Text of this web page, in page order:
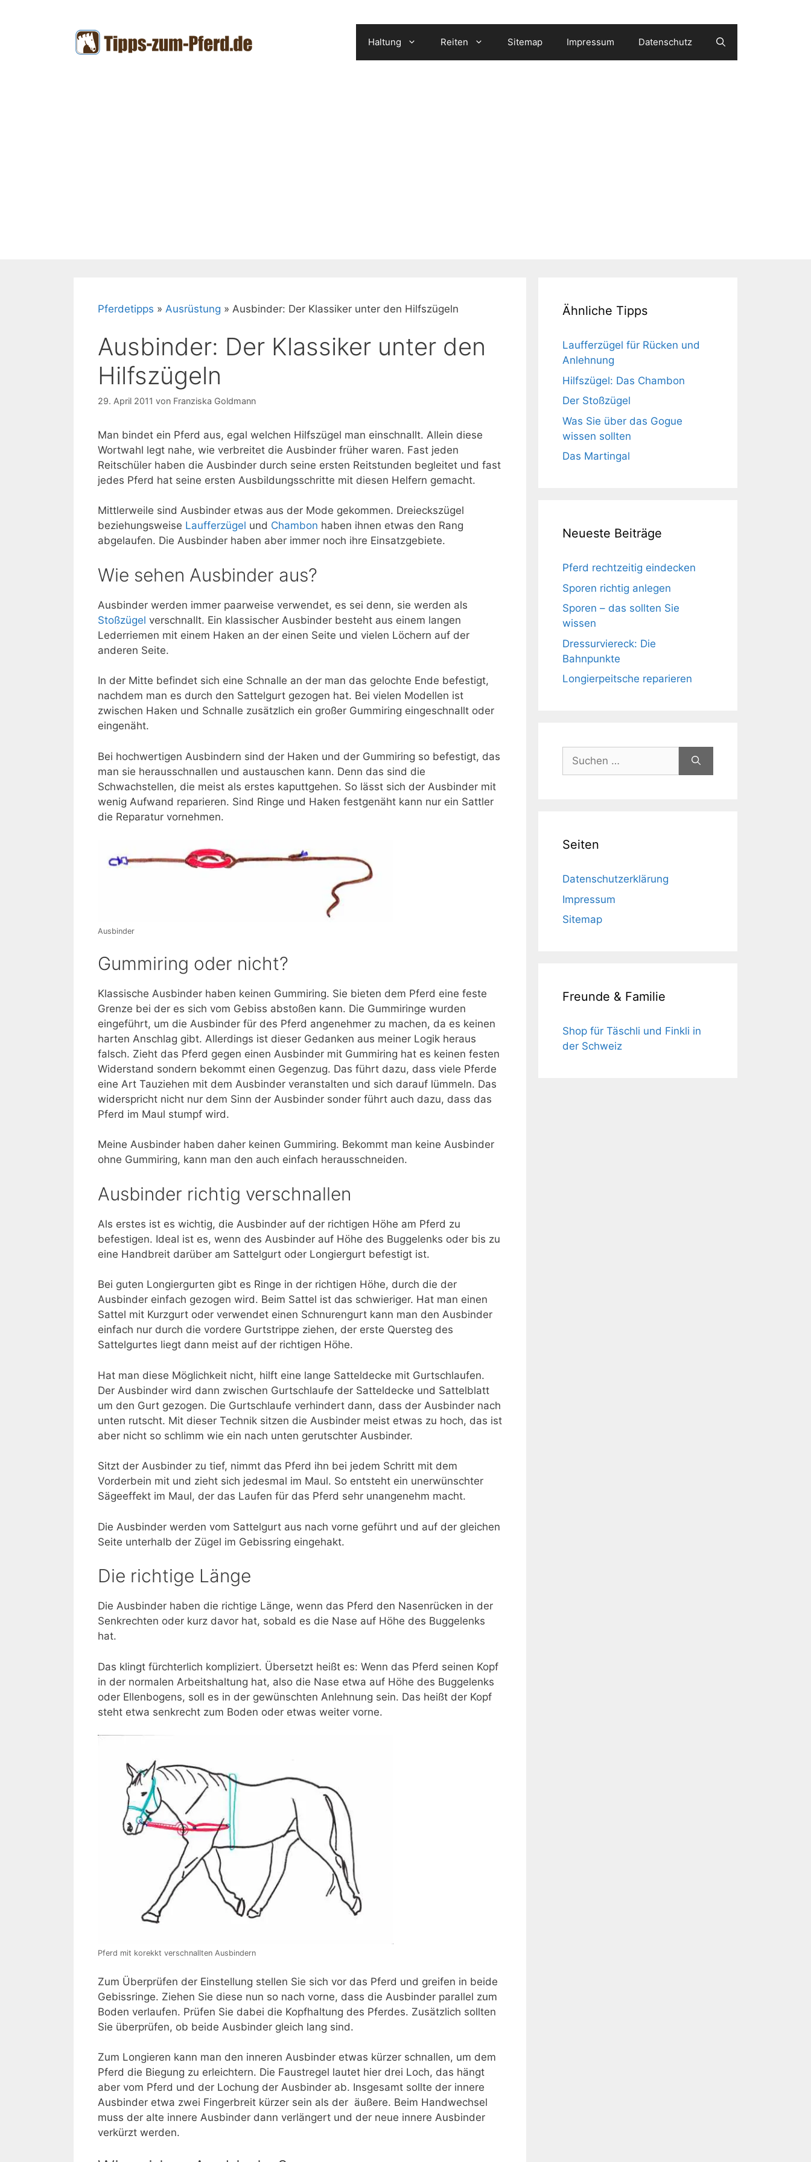
Haltung Reiten Sitemap Impressum Datenschutz
Pferdetipps » Ausrüstung » Ausbinder: Der Klassiker unter den Hilfszügeln
Ausbinder: Der Klassiker unter den
Hilfszügeln
29. April 2011 von Franziska Goldmann
Man bindet ein Pferd aus, egal welchen Hilfszügel man einschnallt. Allein diese
Wortwahl legt nahe, wie verbreitet die Ausbinder früher waren. Fast jeden
Reitschüler haben die Ausbinder durch seine ersten Reitstunden begleitet und fast
jedes Pferd hat seine ersten Ausbildungsschritte mit diesen Helfern gemacht.
Mittlerweile sind Ausbinder etwas aus der Mode gekommen. Dreieckszügel
beziehungsweise Laufferzügel und Chambon haben ihnen etwas den Rang
abgelaufen. Die Ausbinder haben aber immer noch ihre Einsatzgebiete.
Wie sehen Ausbinder aus?
Ausbinder werden immer paarweise verwendet, es sei denn, sie werden als
Stoßzügel verschnallt. Ein klassischer Ausbinder besteht aus einem langen
Lederriemen mit einem Haken an der einen Seite und vielen Löchern auf der
anderen Seite.
In der Mitte befindet sich eine Schnalle an der man das gelochte Ende befestigt,
nachdem man es durch den Sattelgurt gezogen hat. Bei vielen Modellen ist
zwischen Haken und Schnalle zusätzlich ein großer Gummiring eingeschnallt oder
eingenäht.
Bei hochwertigen Ausbindern sind der Haken und der Gummiring so befestigt, das
man sie herausschnallen und austauschen kann. Denn das sind die
Schwachstellen, die meist als erstes kaputtgehen. So lässt sich der Ausbinder mit
wenig Aufwand reparieren. Sind Ringe und Haken festgenäht kann nur ein Sattler
die Reparatur vornehmen.
Ausbinder
Gummiring oder nicht?
Klassische Ausbinder haben keinen Gummiring. Sie bieten dem Pferd eine feste
Grenze bei der es sich vom Gebiss abstoßen kann. Die Gummiringe wurden
eingeführt, um die Ausbinder für des Pferd angenehmer zu machen, da es keinen
harten Anschlag gibt. Allerdings ist dieser Gedanken aus meiner Logik heraus
falsch. Zieht das Pferd gegen einen Ausbinder mit Gummiring hat es keinen festen
Widerstand sondern bekommt einen Gegenzug. Das führt dazu, dass viele Pferde
eine Art Tauziehen mit dem Ausbinder veranstalten und sich darauf lümmeln. Das
widerspricht nicht nur dem Sinn der Ausbinder sonder führt auch dazu, dass das
Pferd im Maul stumpf wird.
Meine Ausbinder haben daher keinen Gummiring. Bekommt man keine Ausbinder
ohne Gummiring, kann man den auch einfach herausschneiden.
Ausbinder richtig verschnallen
Als erstes ist es wichtig, die Ausbinder auf der richtigen Höhe am Pferd zu
befestigen. Ideal ist es, wenn des Ausbinder auf Höhe des Buggelenks oder bis zu
eine Handbreit darüber am Sattelgurt oder Longiergurt befestigt ist.
Bei guten Longiergurten gibt es Ringe in der richtigen Höhe, durch die der
Ausbinder einfach gezogen wird. Beim Sattel ist das schwieriger. Hat man einen
Sattel mit Kurzgurt oder verwendet einen Schnurengurt kann man den Ausbinder
einfach nur durch die vordere Gurtstrippe ziehen, der erste Quersteg des
Sattelgurtes liegt dann meist auf der richtigen Höhe.
Hat man diese Möglichkeit nicht, hilft eine lange Satteldecke mit Gurtschlaufen.
Der Ausbinder wird dann zwischen Gurtschlaufe der Satteldecke und Sattelblatt
um den Gurt gezogen. Die Gurtschlaufe verhindert dann, dass der Ausbinder nach
unten rutscht. Mit dieser Technik sitzen die Ausbinder meist etwas zu hoch, das ist
aber nicht so schlimm wie ein nach unten gerutschter Ausbinder.
Sitzt der Ausbinder zu tief, nimmt das Pferd ihn bei jedem Schritt mit dem
Vorderbein mit und zieht sich jedesmal im Maul. So entsteht ein unerwünschter
Sägeeffekt im Maul, der das Laufen für das Pferd sehr unangenehm macht.
Die Ausbinder werden vom Sattelgurt aus nach vorne geführt und auf der gleichen
Seite unterhalb der Zügel im Gebissring eingehakt.
Die richtige Länge
Die Ausbinder haben die richtige Länge, wenn das Pferd den Nasenrücken in der
Senkrechten oder kurz davor hat, sobald es die Nase auf Höhe des Buggelenks
hat.
Das klingt fürchterlich kompliziert. Übersetzt heißt es: Wenn das Pferd seinen Kopf
in der normalen Arbeitshaltung hat, also die Nase etwa auf Höhe des Buggelenks
oder Ellenbogens, soll es in der gewünschten Anlehnung sein. Das heißt der Kopf
steht etwa senkrecht zum Boden oder etwas weiter vorne.
Pferd mit korekkt verschnallten Ausbindern
Zum Überprüfen der Einstellung stellen Sie sich vor das Pferd und greifen in beide
Gebissringe. Ziehen Sie diese nun so nach vorne, dass die Ausbinder parallel zum
Boden verlaufen. Prüfen Sie dabei die Kopfhaltung des Pferdes. Zusätzlich sollten
Sie überprüfen, ob beide Ausbinder gleich lang sind.
Zum Longieren kann man den inneren Ausbinder etwas kürzer schnallen, um dem
Pferd die Biegung zu erleichtern. Die Faustregel lautet hier drei Loch, das hängt
aber vom Pferd und der Lochung der Ausbinder ab. Insgesamt sollte der innere
Ausbinder etwa zwei Fingerbreit kürzer sein als der äußere. Beim Handwechsel
muss der alte innere Ausbinder dann verlängert und der neue innere Ausbinder
verkürzt werden.
Ähnliche Tipps
Laufferzügel für Rücken und
Anlehnung
Hilfszügel: Das Chambon
Der Stoßzügel
Was Sie über das Gogue
wissen sollten
Das Martingal
Neueste Beiträge
Pferd rechtzeitig eindecken
Sporen richtig anlegen
Sporen – das sollten Sie
wissen
Dressurviereck: Die
Bahnpunkte
Longierpeitsche reparieren
Suchen
nach:
Seiten
Datenschutzerklärung
Impressum
Sitemap
Freunde & Familie
Shop für Täschli und Finkli in
der Schweiz